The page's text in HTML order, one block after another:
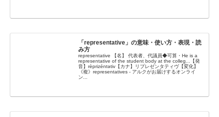
「representative」の意味・使い方・表現・読
み方
representative 【名】 代表者、代議員◆可算・He is a
representative of the student body at the colleg...【発
音】rèprizéntətiv【カナ】リプレゼンタティヴ【変化】
《複》representatives - アルクがお届けするオンライ
ン...